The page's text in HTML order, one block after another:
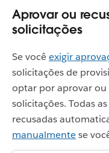
Aprovar ou
solicitações
Se vocêexigir
solicitações de
optar por aprovar
solicitações. Todas
recusadas
manualmentese